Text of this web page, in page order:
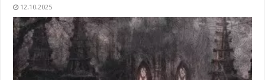
12.10.2025